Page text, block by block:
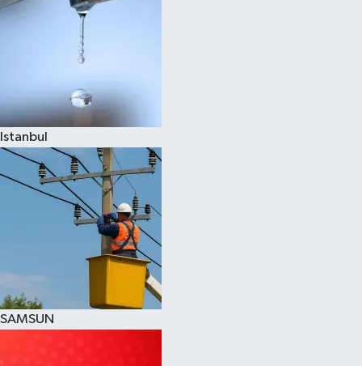
Istanbul
SAMSUN